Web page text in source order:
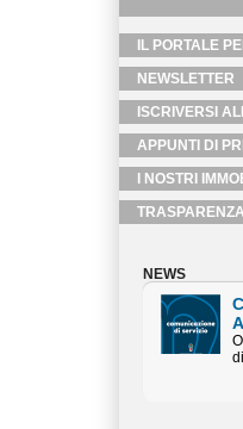
IL PORTALE
NEWSLETTER
ISCRIVERSI
APPUNTI DI
I NOSTRI
TRASPARENZA
NEWS